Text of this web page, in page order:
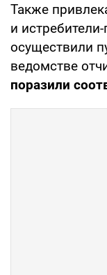
Также
и
осуществили
ведомстве
поразили